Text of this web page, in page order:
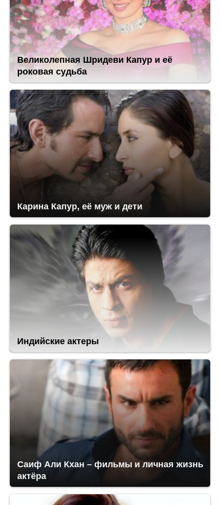
Великолепная Шридеви Капур и её
роковая судьба
Карина Капур, её муж и дети
Индийские актеры
Саиф Али Кхан – фильмы и личная жизнь
актёра